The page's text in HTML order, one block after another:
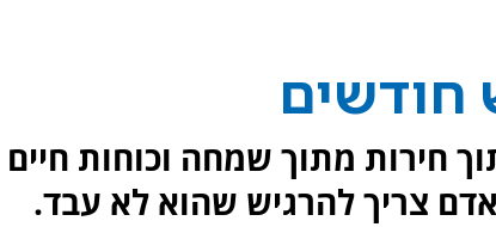
חודשים
חירות מתוך שמחה וכוחות חיים
צריך להרגיש שהוא לא עבד.